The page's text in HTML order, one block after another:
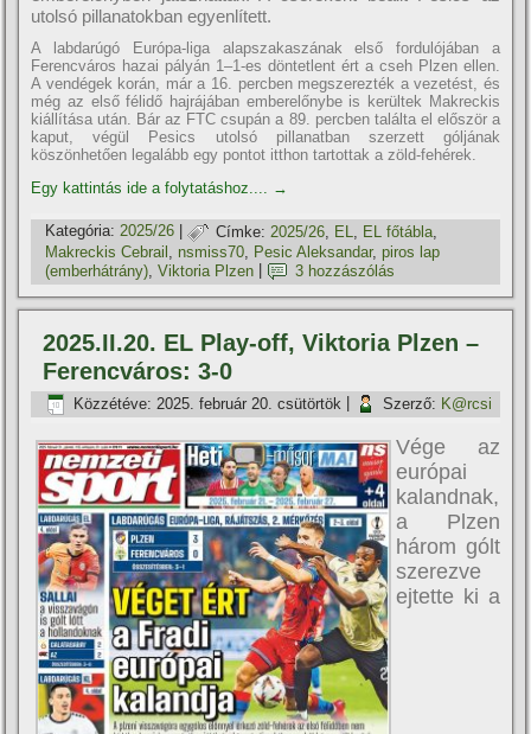
utolsó pillanatokban egyenlített.
A labdarúgó Európa-liga alapszakaszának első fordulójában a
Ferencváros hazai pályán 1–1-es döntetlent ért a cseh Plzen ellen.
A vendégek korán, már a 16. percben megszerezték a vezetést, és
még az első félidő hajrájában emberelőnybe is kerültek Makreckis
kiállítása után. Bár az FTC csupán a 89. percben találta el először a
kaput, végül Pesics utolsó pillanatban szerzett góljának
köszönhetően legalább egy pontot itthon tartottak a zöld-fehérek.
Egy kattintás ide a folytatáshoz.... →
Kategória: 2025/26 | Címke: 2025/26 EL EL főtábla
Makreckis Cebrail , nsmiss70, Pesic Aleksandar,piros lap
(emberhátrány) ,Viktoria Plzen 3 hozzászólás
2025.II.20. EL Play-off, Viktoria Plzen –
Ferencváros: 3-0
Közzétéve: 2025. február 20. csütörtök Szerző: K@rcsi
Vége az
európai
kalandnak,
a Plzen
három gólt
szerezve
ejtette ki a